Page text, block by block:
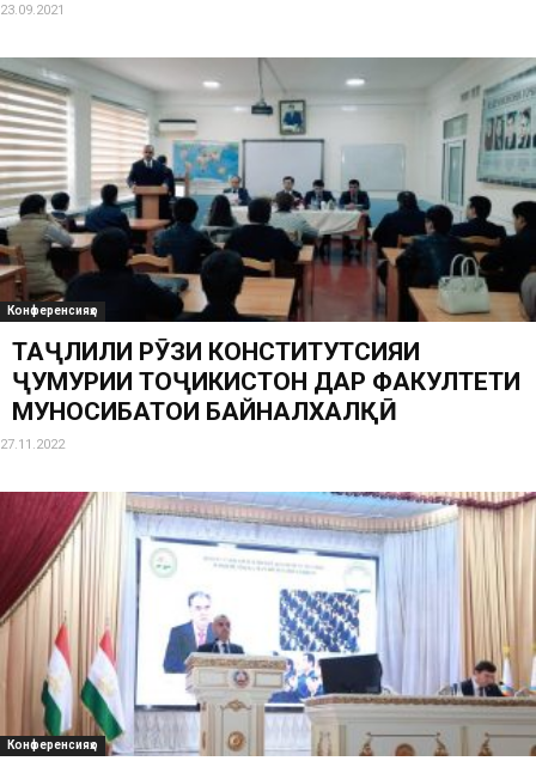
23.09.2021
Конференсияҳо
ТАҶЛИЛИ РӮЗИ КОНСТИТУТСИЯИ
ҶУМҲУРИИ ТОҶИКИСТОН ДАР ФАКУЛТЕТИ
МУНОСИБАТҲОИ БАЙНАЛХАЛҚӢ
27.11.2022
Конференсияҳо